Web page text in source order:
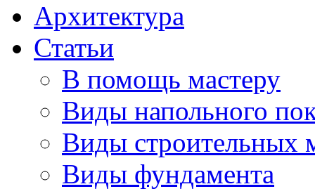
Архитектура
Статьи
В помощь мастеру
Виды напольного
Виды строительных
Виды фундамента